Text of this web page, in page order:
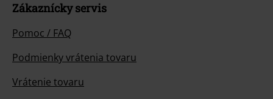
Zákaznícky servis
Pomoc / FAQ
Podmienky vrátenia tovaru
Vrátenie tovaru